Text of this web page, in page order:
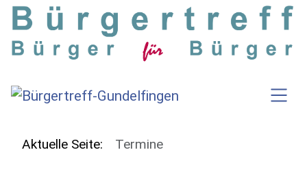
SKIP TO MAIN CONTENT
Aktuelle Seite: Termine